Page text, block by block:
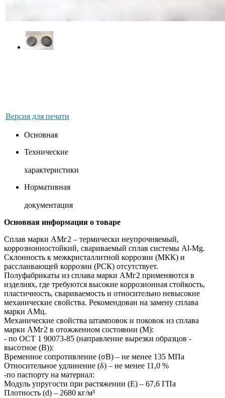
Версия для печати
Основная
Технические
характеристики
Нормативная
документация
Основная информация о товаре
Сплав марки АМг2 – термически неупрочняемый,
коррозионностойкий, свариваемый сплав системы Al-Mg.
Склонность к межкристаллитной коррозии (МКК) и
расслаивающей коррозии (РСК) отсутствует.
Полуфабрикаты из сплава марки АМг2 применяются в
изделиях, где требуются высокие коррозионная стойкость,
пластичность, свариваемость и относительно невысокие
механические свойства. Рекомендован на замену сплава
марки АМц.
Механические свойства штамповок и поковок из сплава
марки АМг2 в отожженном состоянии (М):
- по ОСТ 1 90073-85 (направление вырезки образцов -
высотное (В)):
Временное сопротивление (σВ) – не менее 135 МПа
Относительное удлинение (δ) – не менее 11,0 %
-по паспорту на материал:
Модуль упругости при растяжении (Е) – 67,6 ГПа
Плотность (d) – 2680 кг/м³